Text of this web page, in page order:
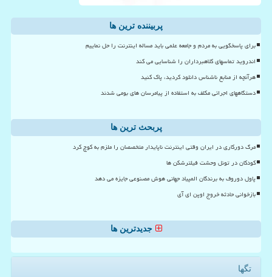
پربیننده ترین ها
برای پاسخگویی به مردم و جامعه علمی باید مساله اینترنت را حل نماییم
اندروید تماسهای کلاهبرداران را شناسایی می کند
هرآنچه از منابع ناشناس دانلود کردید، پاک کنید
دستگاههای اجرائی مکلف به استفاده از پیامرسان های بومی شدند
پربحث ترین ها
مرگ دورکاری در ایران وقتی اینترنت ناپایدار متخصصان را ملزم به کوچ کرد
کودکان در تونل وحشت فیلترشکن ها
پاول دوروف به برندگان المپیاد جهانی هوش مصنوعی جایزه می دهد
بازخوانی حادثه خروج اوپن ای آی
جدیدترین ها
تگها